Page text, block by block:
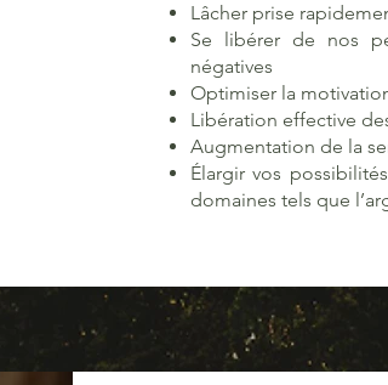
Lâcher prise
Se libérer de nos
négatives
Optimiser la
Libération effective
Augmentation de la
Élargir vos
domaines tels que